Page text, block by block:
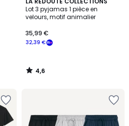
Lot 3 pyjamas 1 pièce en
velours, motif animalier
32,39 €
35,99 €
/ 5
4,6
/